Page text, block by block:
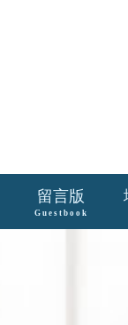
留言版
Guestbook